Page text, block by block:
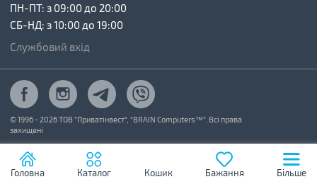
ПН-ПТ: з 09:00 до 20:00
СБ-НД: з 10:00 до 19:00
Службовий вхід
© 1996 - 2026 ТОВ "Приватінвест", "BRAIN Computers™". Всі права
захищені
Головна Каталог Кошик Бажання Більше